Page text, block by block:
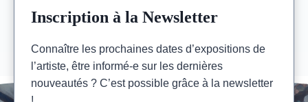
Inscription à la Newsletter
Connaître les prochaines dates d’expositions de
l’artiste, être informé-e sur les dernières
nouveautés ? C’est possible grâce à la newsletter